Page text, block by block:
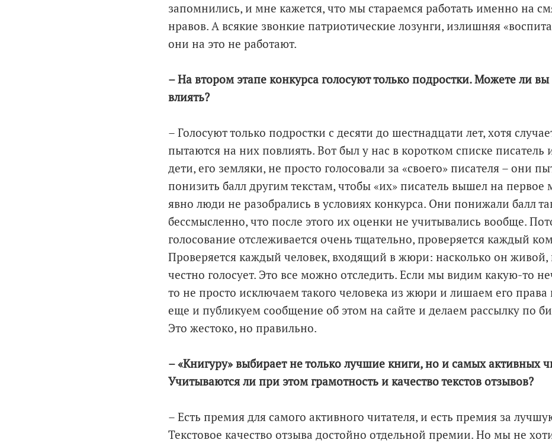
запомнились, и мне кажется, что мы стараемся работать именно на
нравов. А всякие звонкие патриотические лозунги, излишняя
они на это не работают.
– На втором этапе конкурса голосуют только подростки. Можете ли
влиять?
– Голосуют только подростки с десяти до шестнадцати лет, хотя
пытаются на них повлиять. Вот был у нас в коротком списке писатель
дети, его земляки, не просто голосовали за «своего» писателя – они
понизить балл другим текстам, чтобы «их» писатель вышел на первое
явно люди не разобрались в условиях конкурса. Они понижали балл
бессмысленно, что после этого их оценки не учитывались вообще.
голосование отслеживается очень тщательно, проверяется каждый
Проверяется каждый человек, входящий в жюри: насколько он живой,
честно голосует. Это все можно отследить. Если мы видим какую-то
то не просто исключаем такого человека из жюри и лишаем его права
еще и публикуем сообщение об этом на сайте и делаем рассылку по
Это жестоко, но правильно.
– «Книгуру» выбирает не только лучшие книги, но и самых активных
Учитываются ли при этом грамотность и качество текстов отзывов?
– Есть премия для самого активного читателя, и есть премия за
Текстовое качество отзыва достойно отдельной премии. Но мы не